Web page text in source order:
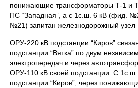
понижающие трансформаторы
ПС “Западная”, а c 1с.ш. 6 кВ (фид.
№21) запитан железнодорожный узел
ОРУ-220 кВ подстанции “Киров”
подстанции “Вятка” по двум
электропередач и через
ОРУ-110 кВ своей подстанции. С
подстанции “Киров”, через